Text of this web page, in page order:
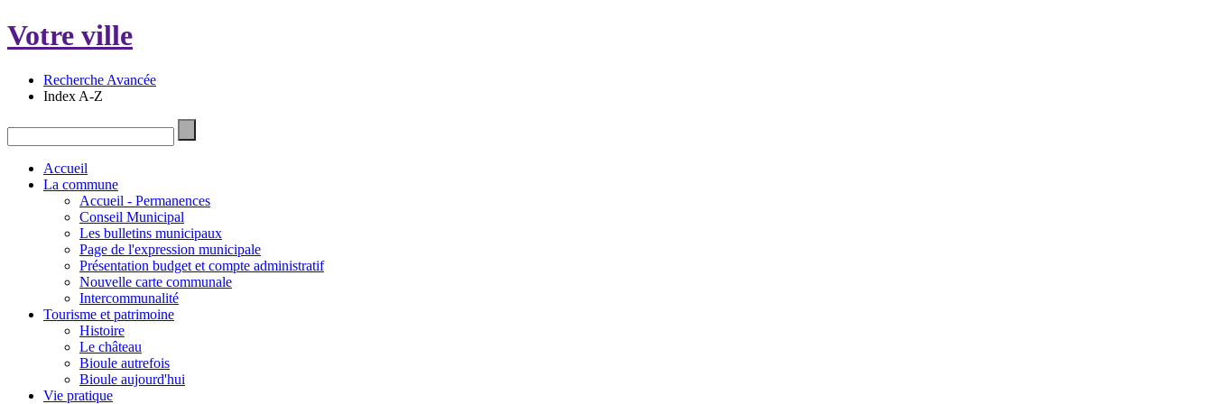
Votre ville
Recherche Avancée
Index A-Z
Accueil
La commune
Accueil - Permanences
Conseil Municipal
Les bulletins municipaux
Page de l'expression municipale
Présentation budget et compte administratif
Nouvelle carte communale
Intercommunalité
Tourisme et patrimoine
Histoire
Le château
Bioule autrefois
Bioule aujourd'hui
Vie pratique